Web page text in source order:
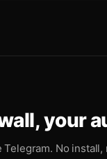
your
Telegram. No